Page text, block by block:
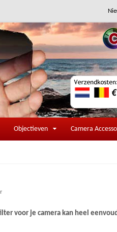
Objectieven Camera
voor je camera kan heel